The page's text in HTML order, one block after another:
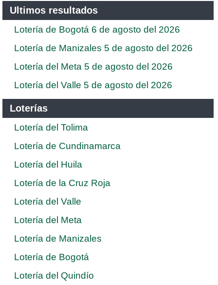
Ultimos resultados
Lotería de Bogotá 6 de agosto del 2026
Lotería de Manizales 5 de agosto del 2026
Lotería del Meta 5 de agosto del 2026
Lotería del Valle 5 de agosto del 2026
Loterías
Lotería del Tolima
Lotería de Cundinamarca
Lotería del Huila
Lotería de la Cruz Roja
Lotería del Valle
Lotería del Meta
Lotería de Manizales
Lotería de Bogotá
Lotería del Quindío